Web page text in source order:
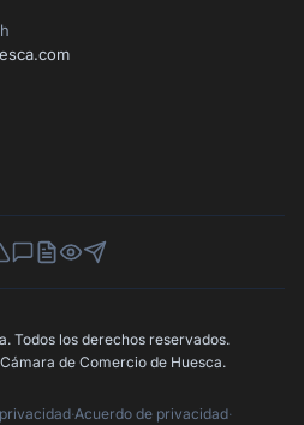
de Denuncias
Buzón de Sugerencias
Perfil Contratante
Ley de Transparencia
Contacta con nosotros
Todos los derechos reservados.
de Comercio de Huesca.
·Acuerdo de privacidad·